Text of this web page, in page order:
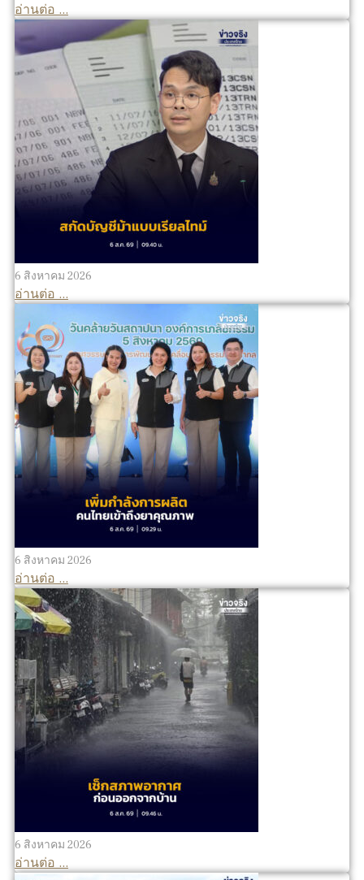
อ่านต่อ ...
6 สิงหาคม 2026
อ่านต่อ ...
6 สิงหาคม 2026
อ่านต่อ ...
6 สิงหาคม 2026
อ่านต่อ ...